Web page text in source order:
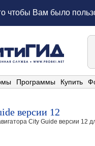
чтобы Вам было
Программы Купить
версии 12
City Guide версии 12